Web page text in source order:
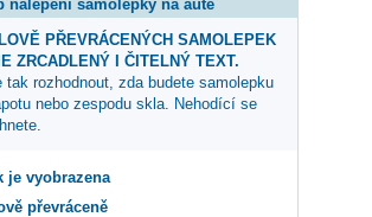
nalepení samolepky na autě
PŘEVRÁCENÝCH SAMOLEPEK
ZRCADLENÝ I ČITELNÝ TEXT.
tak rozhodnout, zda budete samolepku
nebo zespodu skla. Nehodící se
je vyobrazena
převráceně